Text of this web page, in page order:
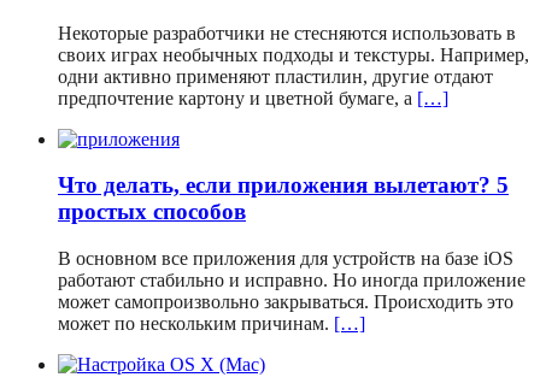
Некоторые разработчики не стесняются использовать в
своих играх необычных подходы и текстуры. Например,
одни активно применяют пластилин, другие отдают
предпочтение картону и цветной бумаге, а […]
Что делать, если приложения вылетают? 5
простых способов
В основном все приложения для устройств на базе iOS
работают стабильно и исправно. Но иногда приложение
может самопроизвольно закрываться. Происходить это
может по нескольким причинам. […]